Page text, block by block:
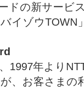
ドの新サービ
イゾウTOWN
1997年より
、お客さまの